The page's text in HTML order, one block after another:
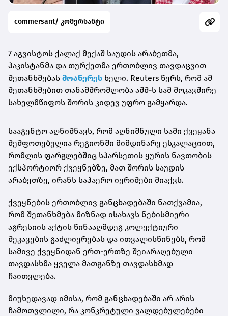
commersant/ კომერსანტი
7 აგვისტოს ქალაქ მექაშ საუდის არაბეთმა,
პაკისტანმა და თურქეთმა ერთობლივ თავდაცვით
შეთანხმებას მოაწერეს ხელი. Reuters წერს, რომ ამ
შეთანხმებით თანამშრომლობა აშშ-ს სამ მოკავშირე
სახელმწიფოს შორის კიდევ უფრო გამყარდა.
სააგენტო აღნიშნავს, რომ აღნიშნული სამი ქვეყანა
შეშფოთებულია რეგიონში მიმდინარე ესკალაციით,
რომლის ფარგლებშიც სპარსეთის ყურის ნავთობის
ექსპორტიორ ქვეყნებზე, მათ შორის საუდის
არაბეთზე, ირანს საჰაერო იერიშები მიაქვს.
ქვეყნების ერთობლივ განცხადებაში ნათქვამია,
რომ შეთანხმება მიზნად ისახავს ნებისმიერი
აგრესიის აქტის წინააღმდეგ კოლექტიური
შეკავების გაძლიერებას და ითვალისწინებს, რომ
სამივე ქვეყნიდან ერთ-ერთზე შეიარაღებული
თავდასხმა ყველა მათგანზე თავდასხმად
ჩაითვლება.
მიუხედავად იმისა, რომ განცხადებაში არ არის
ჩამოთვლილი, რა კონკრეტული ვალდებულებები